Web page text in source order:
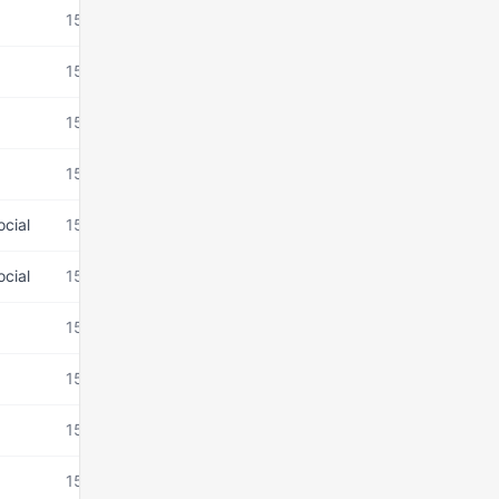
15 mars 2026
15 mars 2026
15 mars 2026
15 mars 2026
15 mars 2026
15 mars 2026
15 mars 2026
15 mars 2026
15 mars 2026
15 mars 2026